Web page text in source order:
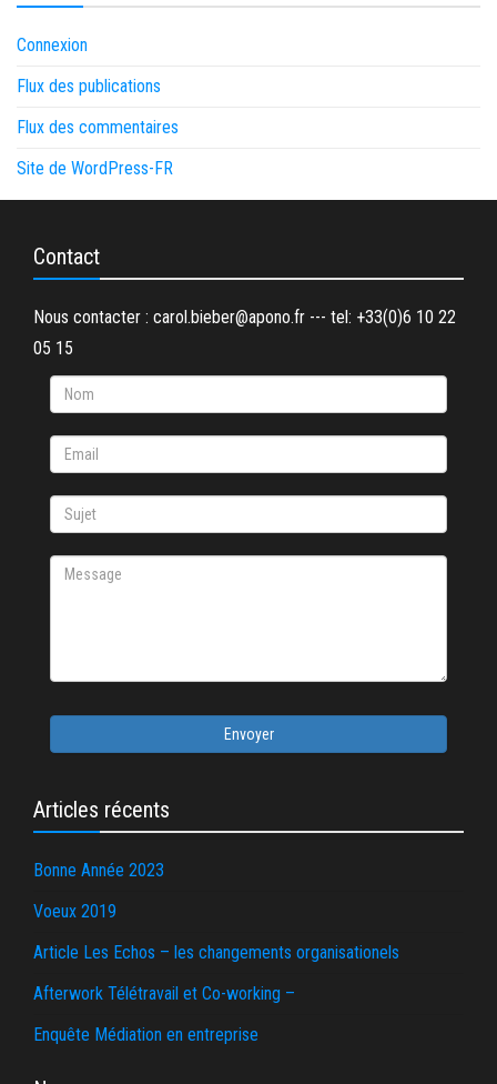
Connexion
Flux des publications
Flux des commentaires
Site de WordPress-FR
Contact
Nous contacter : carol.bieber@apono.fr --- tel: +33(0)6 10 22
05 15
Envoyer
Articles récents
Bonne Année 2023
Voeux 2019
Article Les Echos – les changements organisationels
Afterwork Télétravail et Co-working –
Enquête Médiation en entreprise